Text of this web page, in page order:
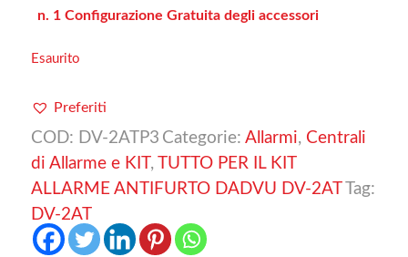
n. 1 Configurazione Gratuita degli accessori
Esaurito
Preferiti
COD: DV-2ATP3 Categorie: Allarmi, Centrali
di Allarme e KIT ,
TUTTO PER IL KIT
ALLARME ANTIFURTO DADVU DV-2AT
Tag:
DV-2AT